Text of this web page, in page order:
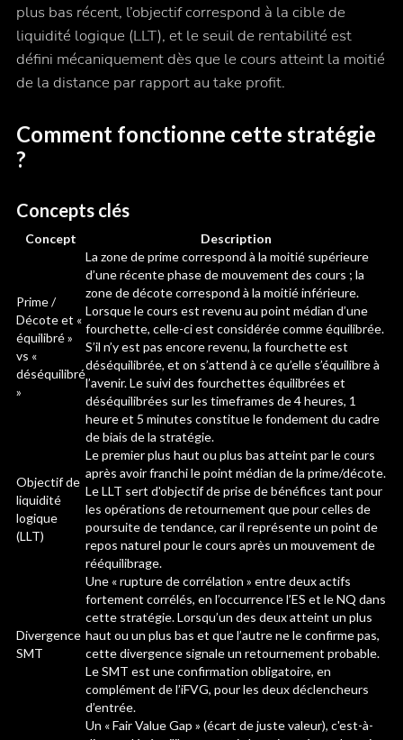
plus bas récent, l’objectif correspond à la cible de
liquidité logique (LLT), et le seuil de rentabilité est
défini mécaniquement dès que le cours atteint la moitié
de la distance par rapport au take profit.
Comment fonctionne cette stratégie
?
Concepts clés
Concept Description
Prime /
Décote et «
équilibré »
vs «
déséquilibré
»
La zone de prime correspond à la moitié supérieure
d’une récente phase de mouvement des cours ; la
zone de décote correspond à la moitié inférieure.
Lorsque le cours est revenu au point médian d’une
fourchette, celle-ci est considérée comme équilibrée.
S’il n’y est pas encore revenu, la fourchette est
déséquilibrée, et on s’attend à ce qu’elle s’équilibre à
l’avenir. Le suivi des fourchettes équilibrées et
déséquilibrées sur les timeframes de 4 heures, 1
heure et 5 minutes constitue le fondement du cadre
de biais de la stratégie.
Objectif de
liquidité
logique
(LLT)
Le premier plus haut ou plus bas atteint par le cours
après avoir franchi le point médian de la prime/décote.
Le LLT sert d'objectif de prise de bénéfices tant pour
les opérations de retournement que pour celles de
poursuite de tendance, car il représente un point de
repos naturel pour le cours après un mouvement de
rééquilibrage.
Divergence
SMT
Une « rupture de corrélation » entre deux actifs
fortement corrélés, en l’occurrence l’ES et le NQ dans
cette stratégie. Lorsqu’un des deux atteint un plus
haut ou un plus bas et que l’autre ne le confirme pas,
cette divergence signale un retournement probable.
Le SMT est une confirmation obligatoire, en
complément de l’iFVG, pour les deux déclencheurs
d’entrée.
Un « Fair Value Gap » (écart de juste valeur), c'est-à-